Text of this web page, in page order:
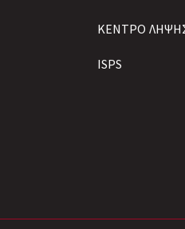
ΚΕΝΤΡΟ
ISPS